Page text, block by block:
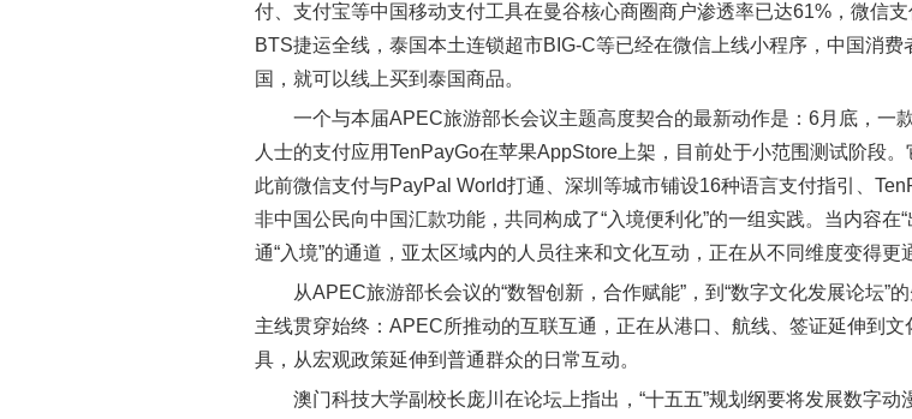
付、支付宝等中国移动支付工具在曼谷核心商圈商户渗透率已达61%，微信
BTS捷运全线，泰国本土连锁超市BIG-C等已经在微信上线小程序，中国消费
国，就可以线上买到泰国商品。
一个与本届APEC旅游部长会议主题高度契合的最新动作是：6月底，一
人士的支付应用TenPayGo在苹果AppStore上架，目前处于小范围测试阶段。
此前微信支付与PayPal World打通、深圳等城市铺设16种语言支付指引、
非中国公民向中国汇款功能，共同构成了“入境便利化”的一组实践。当内容在
通“入境”的通道，亚太区域内的人员往来和文化互动，正在从不同维度变得更
从APEC旅游部长会议的“数智创新，合作赋能”，到“数字文化发展论坛”
主线贯穿始终：APEC所推动的互联互通，正在从港口、航线、签证延伸到文
具，从宏观政策延伸到普通群众的日常互动。
澳门科技大学副校长庞川在论坛上指出，“十五五”规划纲要将发展数字动